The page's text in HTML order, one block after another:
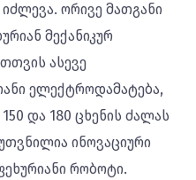
ორივე მათგანი
მექანიკურ
ასევე
ელექტროდამატება,
და 180 ცხენის ძალას
ინოვაციური
რობოტი.